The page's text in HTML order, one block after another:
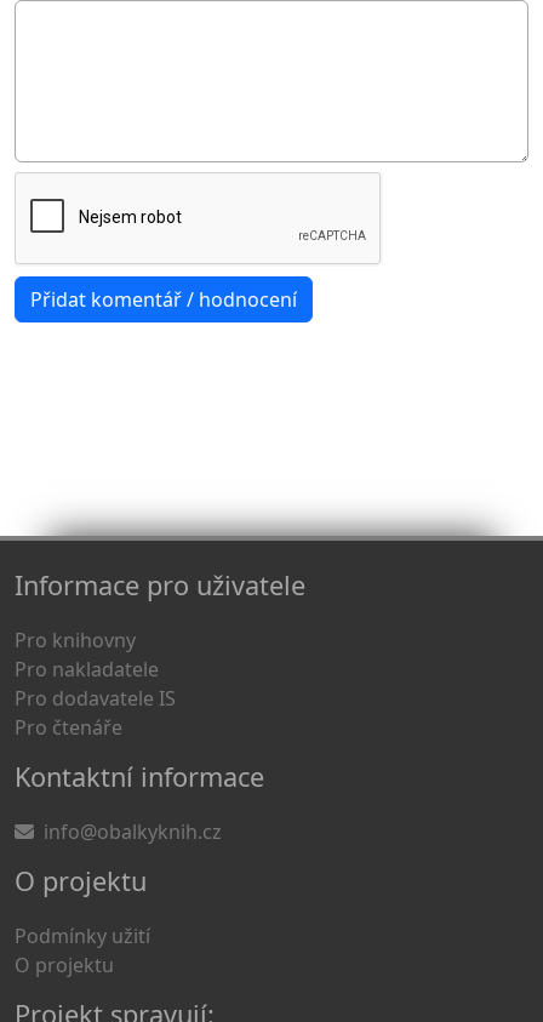
Informace pro uživatele
Pro knihovny
Pro nakladatele
Pro dodavatele IS
Pro čtenáře
Kontaktní informace
info@obalkyknih.cz
O projektu
Podmínky užití
O projektu
Projekt spravují: